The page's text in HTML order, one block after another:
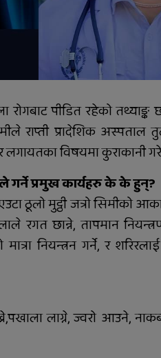
विरुद्ध मुद्दा दायर
पीडित रहेको तथ्याङ्क
राप्ती प्रादेशिक अस्पताल
विषयमा कुराकानी
गर्ने प्रमुख कार्यहरु के के हुन्?
ठूलो मुट्ठी जत्रो सिमीको
रगत छान्ने, तापमान
नियन्त्रन गर्ने, र
लाग्ने, ज्वरो आउने,